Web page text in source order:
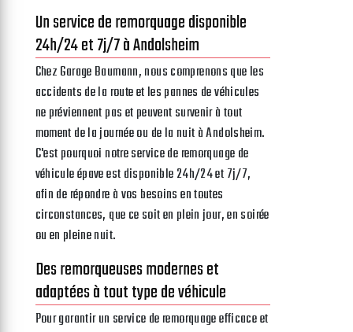
Un service de remorquage disponible
24h/24 et 7j/7 à Andolsheim
Chez Garage Baumann, nous comprenons que les
accidents de la route et les pannes de véhicules
ne préviennent pas et peuvent survenir à tout
moment de la journée ou de la nuit à Andolsheim.
C'est pourquoi notre service de remorquage de
véhicule épave est disponible 24h/24 et 7j/7,
afin de répondre à vos besoins en toutes
circonstances, que ce soit en plein jour, en soirée
ou en pleine nuit.
Des remorqueuses modernes et
adaptées à tout type de véhicule
Pour garantir un service de remorquage efficace et